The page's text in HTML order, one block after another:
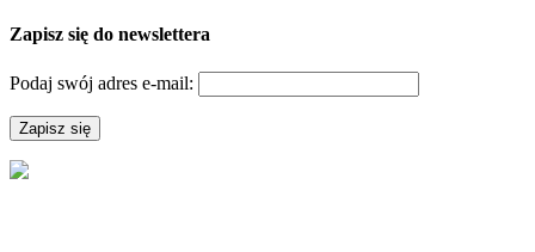
Zapisz się do newslettera
Podaj swój adres e-mail: